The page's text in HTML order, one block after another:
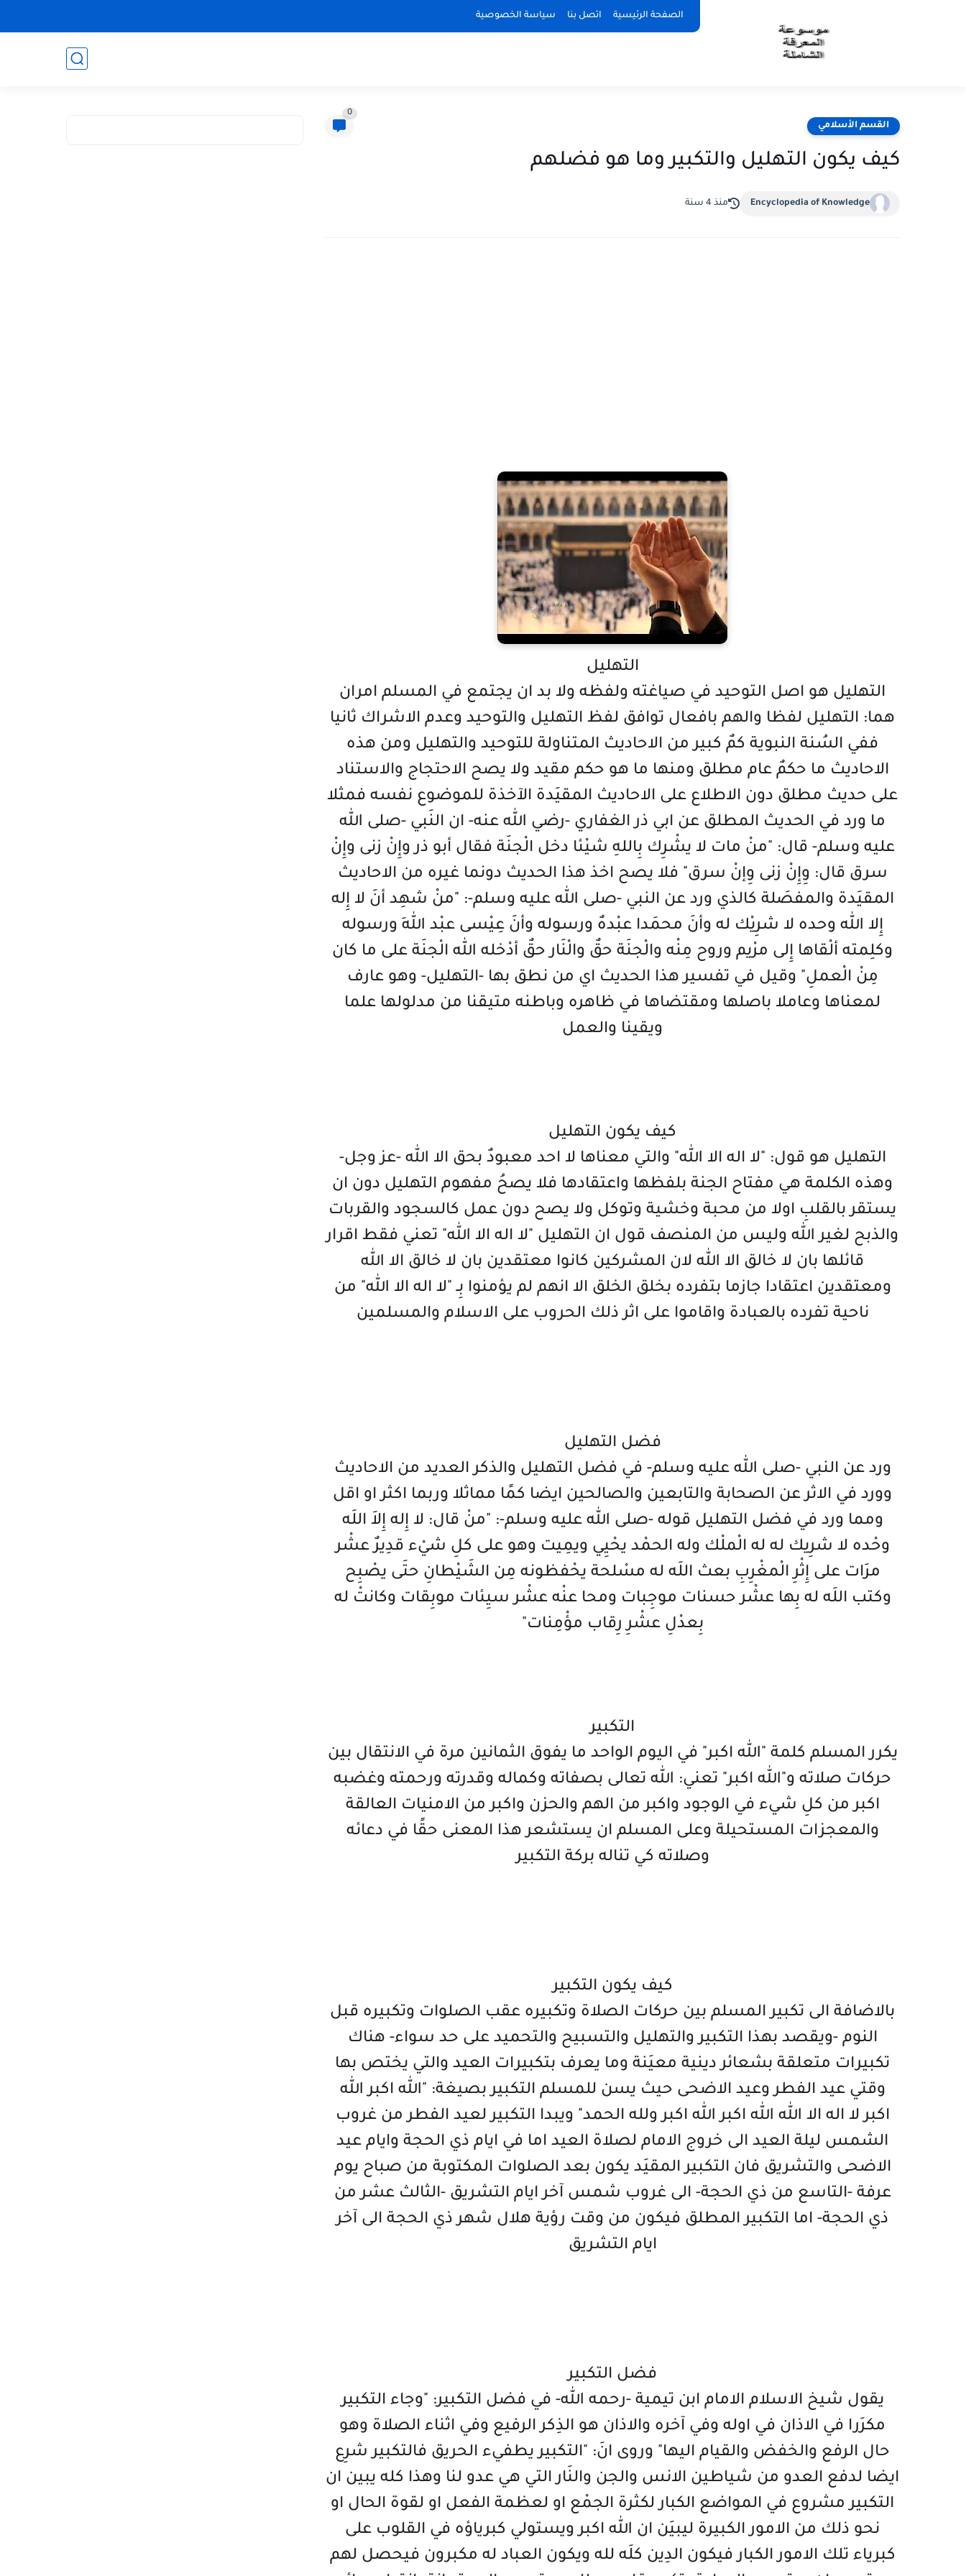
الصفحة الرئيسية اتصل بنا سياسة الخصوصية
القسم الأسلامي
0
كيف يكون التهليل والتكبير وما هو فضلهم
Encyclopedia of Knowledge منذ 4 سنة
التهليل
التهليل هو اصل التوحيد في صياغته ولفظه ولا بد ان يجتمع في المسلم امران
هما: التهليل لفظا والهم بافعال توافق لفظ التهليل والتوحيد وعدم الاشراك ثانيا
ففي السُنة النبوية كمٌ كبير من الاحاديث المتناولة للتوحيد والتهليل ومن هذه
الاحاديث ما حكمٌ عام مطلق ومنها ما هو حكم مقيد ولا يصح الاحتجاج والاستناد
على حديث مطلق دون الاطلاع على الاحاديث المقيَدة الآخذة للموضوع نفسه فمثلا
ما ورد في الحديث المطلق عن ابي ذر الغفاري -رضي الله عنه- ان النَبي -صلى الله
عليه وسلم- قال: "منْ مات لا يشْرِك بِاللهِ شيْئا دخل الْجنَة فقال أبو ذر وإِنْ زنى وإِنْ
سرق قال: وِإِنْ زنى وِإنْ سرق" فلا يصح اخذ هذا الحديث دونما غيره من الاحاديث
المقيَدة والمفصَلة كالذي ورد عن النبي -صلى الله عليه وسلم-: "منْ شهِد أنَ لا إِله
إِلا الله وحده لا شرِيْك له وأنَ محمَدا عبْدهٌ ورسوله وأنَ عِيْسى عبْد اللهِ ورسوله
وكلِمته ألْقاها إِلى مرْيم وروح مِنْه والْجنَة حقٌ والْنَار حقٌ أدْخله الله الْجنَة على ما كان
مِنْ الْعملِ" وقيل في تفسير هذا الحديث اي من نطق بها -التهليل- وهو عارف
لمعناها وعاملا باصلها ومقتضاها في ظاهره وباطنه متيقنا من مدلولها علما
ويقينا والعمل
كيف يكون التهليل
التهليل هو قول: "لا اله الا الله" والتي معناها لا احد معبودٌ بحق الا الله -عز وجل-
وهذه الكلمة هي مفتاح الجنة بلفظها واعتقادها فلا يصحُ مفهوم التهليل دون ان
يستقر بالقلبِ اولا من محبة وخشية وتوكل ولا يصح دون عمل كالسجود والقربات
والذبح لغير الله وليس من المنصف قول ان التهليل "لا اله الا الله" تعني فقط اقرار
قائلها بان لا خالق الا الله لان المشركين كانوا معتقدين بان لا خالق الا الله
ومعتقدين اعتقادا جازما بتفرده بخلق الخلق الا انهم لم يؤمنوا بِـ "لا اله الا الله" من
ناحية تفرده بالعبادة واقاموا على اثر ذلك الحروب على الاسلام والمسلمين
فضل التهليل
ورد عن النبي -صلى الله عليه وسلم- في فضل التهليل والذكر العديد من الاحاديث
وورد في الاثر عن الصحابة والتابعين والصالحين ايضا كمًا مماثلا وربما اكثر او اقل
ومما ورد في فضل التهليل قوله -صلى الله عليه وسلم-: "منْ قال: لا إِله إِلاَ اللَه
وحْده لا شرِيك له له الْملْك وله الحمْد يحْيِي ويمِيت وهو على كلِ شيْء قدِيرٌ عشْر
مرَات على إِثْرِ الْمغْرِبِ بعث اللَه له مسْلحة يحْفظونه مِن الشَيْطانِ حتَى يصْبِح
وكتب اللَه له بِها عشْر حسنات موجِبات ومحا عنْه عشْر سيِئات موبِقات وكانتْ له
بِعدْلِ عشْرِ رِقاب مؤْمِنات"
التكبير
يكرر المسلم كلمة "الله اكبر" في اليوم الواحد ما يفوق الثمانين مرة في الانتقال بين
حركات صلاته و"الله اكبر" تعني: الله تعالى بصفاته وكماله وقدرته ورحمته وغضبه
اكبر من كلِ شيء في الوجود واكبر من الهم والحزن واكبر من الامنيات العالقة
والمعجزات المستحيلة وعلى المسلم ان يستشعر هذا المعنى حقًا في دعائه
وصلاته كي تناله بركة التكبير
كيف يكون التكبير
بالاضافة الى تكبير المسلم بين حركات الصلاة وتكبيره عقب الصلوات وتكبيره قبل
النوم -ويقصد بهذا التكبير والتهليل والتسبيح والتحميد على حد سواء- هناك
تكبيرات متعلقة بشعائر دينية معيَنة وما يعرف بتكبيرات العيد والتي يختص بها
وقتي عيد الفطر وعيد الاضحى حيث يسن للمسلم التكبير بصيغة: "الله اكبر الله
اكبر لا اله الا الله الله اكبر الله اكبر ولله الحمد" ويبدا التكبير لعيد الفطر من غروب
الشمس ليلة العيد الى خروج الامام لصلاة العيد اما في ايام ذي الحجة وايام عيد
الاضحى والتشريق فان التكبير المقيَد يكون بعد الصلوات المكتوبة من صباح يوم
عرفة -التاسع من ذي الحجة- الى غروب شمس آخر ايام التشريق -الثالث عشر من
ذي الحجة- اما التكبير المطلق فيكون من وقت رؤية هلال شهر ذي الحجة الى آخر
ايام التشريق
فضل التكبير
يقول شيخ الاسلام الامام ابن تيمية -رحمه الله- في فضل التكبير: "وجاء التكبير
مكرَرا في الاذان في اوله وفي آخره والاذان هو الذِكر الرفيع وفي اثناء الصلاة وهو
حال الرفع والخفض والقيام اليها" وروى انَ: "التكبير يطفيء الحريق فالتكبير شرِع
ايضا لدفع العدو من شياطين الانس والجن والنَار التي هي عدو لنا وهذا كله يبين ان
التكبير مشروع في المواضع الكبار لكثرة الجمْع او لعظمة الفعل او لقوة الحال او
نحو ذلك من الامور الكبيرة ليبيَن ان الله اكبر ويستولي كبرياؤه في القلوب على
كبرياء تلك الامور الكبار فيكون الدِين كلَه لله ويكون العباد له مكبرون فيحصل لهم